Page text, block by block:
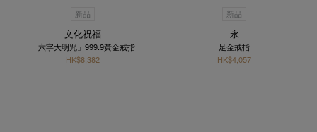
新品
文化祝福
「六字大明咒」999.9黃金戒指
HK$8,382
新品
永
足金戒指
HK$4,057